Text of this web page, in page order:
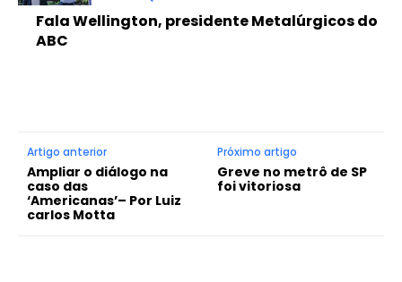
Fala Wellington, presidente Metalúrgicos do
ABC
Artigo anterior
Ampliar o diálogo na
caso das
‘Americanas’– Por Luiz
carlos Motta
Próximo artigo
Greve no metrô de SP
foi vitoriosa